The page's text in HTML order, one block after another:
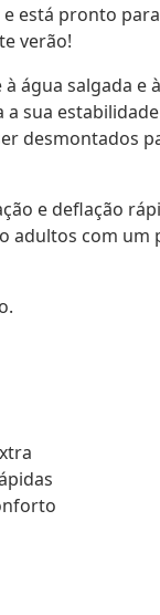
e está pronto
verão!
água salgada e
sua
desmontados
e deflação
adultos com um